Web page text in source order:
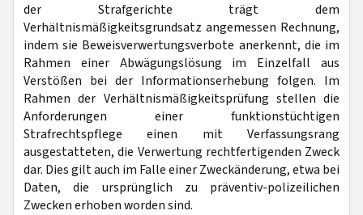
der Strafgerichte trägt dem
Verhältnismäßigkeitsgrundsatz angemessen Rechnung,
indem sie Beweisverwertungsverbote anerkennt, die im
Rahmen einer Abwägungslösung im Einzelfall aus
Verstößen bei der Informationserhebung folgen. Im
Rahmen der Verhältnismäßigkeitsprüfung stellen die
Anforderungen einer funktionstüchtigen
Strafrechtspflege einen mit Verfassungsrang
ausgestatteten, die Verwertung rechtfertigenden Zweck
dar. Dies gilt auch im Falle einer Zweckänderung, etwa bei
Daten, die ursprünglich zu präventiv-polizeilichen
Zwecken erhoben worden sind.